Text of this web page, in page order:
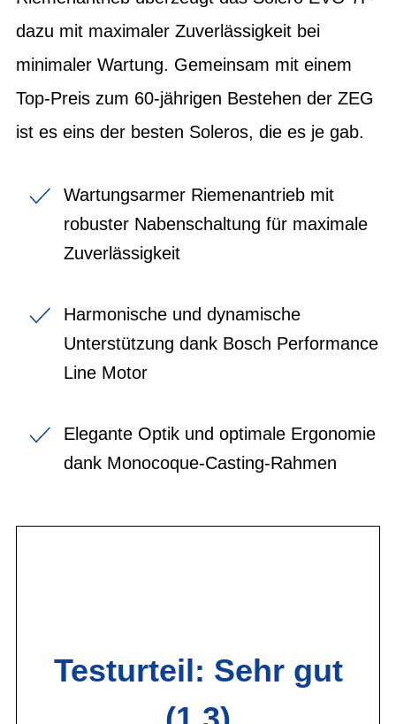
dazu mit maximaler Zuverlässigkeit bei
minimaler Wartung. Gemeinsam mit einem
Top-Preis zum 60-jährigen Bestehen der ZEG
ist es eins der besten Soleros, die es je gab.
Wartungsarmer Riemenantrieb mit
robuster Nabenschaltung für maximale
Zuverlässigkeit
Harmonische und dynamische
Unterstützung dank Bosch Performance
Line Motor
Elegante Optik und optimale Ergonomie
dank Monocoque-Casting-Rahmen
Testurteil: Sehr gut